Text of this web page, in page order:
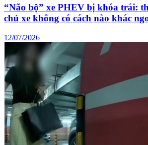
“Não bộ” xe PHEV bị khóa trái:
chủ xe không có cách nào khác
12/07/2026